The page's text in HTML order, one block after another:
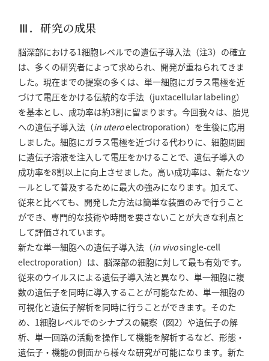
Ⅲ．研究の成果
脳深部における1細胞レベルでの遺伝子導入法（注3）の確立
は、多くの研究者によって求められ、開発が重ねられてきま
した。現在までの提案の多くは、単一細胞にガラス電極を近
づけて電圧をかける伝統的な手法（juxtacellular labeling）
を基本とし、成功率は約3割に留まります。今回我々は、胎児
への遺伝子導入法（in uteroelectroporation）を生後に応用
しました。細胞にガラス電極を近づける代わりに、細胞周囲
に遺伝子溶液を注入して電圧をかけることで、遺伝子導入の
成功率を8割以上に向上させました。高い成功率は、新たなツ
ールとして普及するために最大の強みになります。加えて、
従来と比べても、開発した方法は簡単な装置のみで行うこと
ができ、専門的な技術や時間を要さないことが大きな利点と
して評価されています。
新たな単一細胞への遺伝子導入法（in vivosingle-cell
electroporation）は、脳深部の細胞に対して最も有効です。
従来のウイルスによる遺伝子導入法と異なり、単一細胞に複
数の遺伝子を同時に導入することが可能なため、単一細胞の
可視化と遺伝子解析を同時に行うことができます。そのた
め、1細胞レベルでのシナプスの観察（図2）や遺伝子の解
析、単一回路の活動を操作して機能を解析するなど、形態・
遺伝子・機能の側面から様々な研究が可能になります。新た